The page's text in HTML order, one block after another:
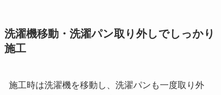
洗濯機移動・洗濯パン取り外しでしっかり
施工
施工時は洗濯機を移動し、洗濯パンも一度取り外